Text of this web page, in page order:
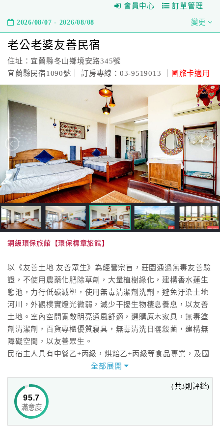
會員中心 訂單管理
2026/08/07 - 2026/08/08 變更
老公老婆友善民宿
住址：宜蘭縣冬山鄉境安路345號
宜蘭縣民宿1090號｜ 訂房專線：03-9519013 ｜
國旅卡適用
銅級環保旅館【環保標章旅館】
以《友善土地 友善眾生》為經營宗旨，莊園通過無毒友善驗
證，不使用農藥化肥除草劑，大量植樹綠化，建構香水蓮生
態池，力行低碳減塑，使用無毒清潔劑洗劑，避免汙染土地
河川，外觀樸實燈光微弱，減少干擾生物棲息養息，以友善
土地。室內空間寬敞明亮通風舒適，選購原木家具，無毒塗
劑清潔劑，百貨專櫃優質寢具，無毒清洗日曬殺菌，建構無
障礙空間，以友善眾生。
民宿主人具有中餐乙+丙級，烘焙乙+丙級等食品專業，及國
家導遊/領隊觀光專業證照，提供手作豐盛早餐，並規劃農園
體驗及純淨飲食手作等課程，讓您的渡假體驗更多元。
近羅東運動公園／羅東夜市／梅花湖／安農溪分洪堰公園。
全部展開
95.7
滿意度
(共3則評鑑)